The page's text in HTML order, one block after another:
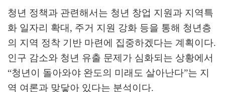
청년 정책과 관련해서는 청년 창업 지원과 지역특
화 일자리 확대 , 주거 지원 강화 등을 통해 청년층
의 지역 정착 기반 마련에 집중하겠다는 계획이다.
인구 감소와 청년 유출 문제가 심화되는 상황에서
“청년이 돌아와야 완도의 미래도 살아난다”는 지
역 여론과 맞닿아 있다는 분석이다.